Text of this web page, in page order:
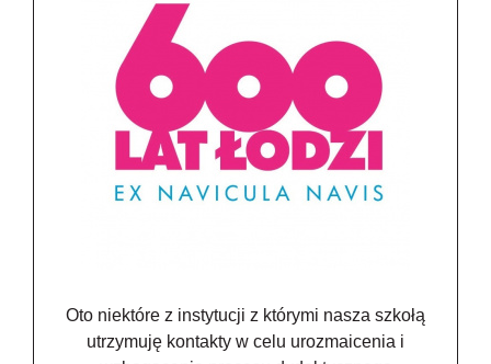
Oto niektóre z instytucji z którymi nasza szkołą
utrzymuję kontakty w celu urozmaicenia i